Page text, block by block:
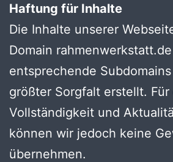
Haftung für Inhalte
Die Inhalte unserer
Domain
entsprechende
größter Sorgfalt erstellt.
Vollständigkeit und
können wir jedoch keine
übernehmen.